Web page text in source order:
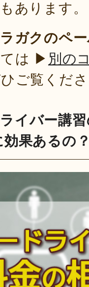
あります。
ガクのペ
は ▶ 別の
ご覧くだ
イバー講
効果あるの